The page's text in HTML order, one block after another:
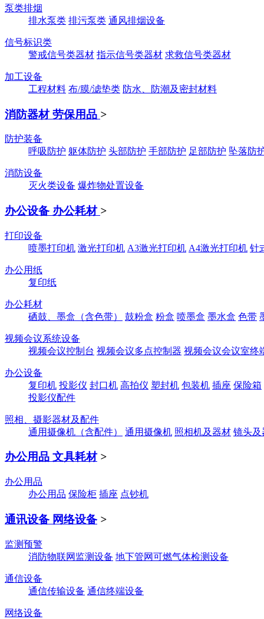
泵类排烟
排水泵类 排污泵类 通风排烟设备
信号标识类
警戒信号类器材 指示信号类器材 求救信号类器材
加工设备
工程材料 布/膜/滤垫类 防水、防潮及密封材料
消防器材 劳保用品 >
防护装备
呼吸防护 躯体防护 头部防护 手部防护 足部防护 坠落防
消防设备
灭火类设备 爆炸物处置设备
办公设备 办公耗材 >
打印设备
喷墨打印机 激光打印机 A3激光打印机 A4激光打印机 针
办公用纸
复印纸
办公耗材
硒鼓、墨盒（含色带）
鼓粉盒 粉盒 喷墨盒 墨水盒 色带
视频会议系统设备
视频会议控制台 视频会议多点控制器 视频会议会议室终
办公设备
复印机 投影仪 封口机 高拍仪 塑封机 包装机 插座 保险箱
投影仪配件
照相、摄影器材及配件
通用摄像机（含配件）
通用摄像机 照相机及器材 镜头及
办公用品 文具耗材 >
办公用品
办公用品 保险柜 插座 点钞机
通讯设备 网络设备 >
监测预警
消防物联网监测设备 地下管网可燃气体检测设备
通信设备
通信传输设备 通信终端设备
网络设备